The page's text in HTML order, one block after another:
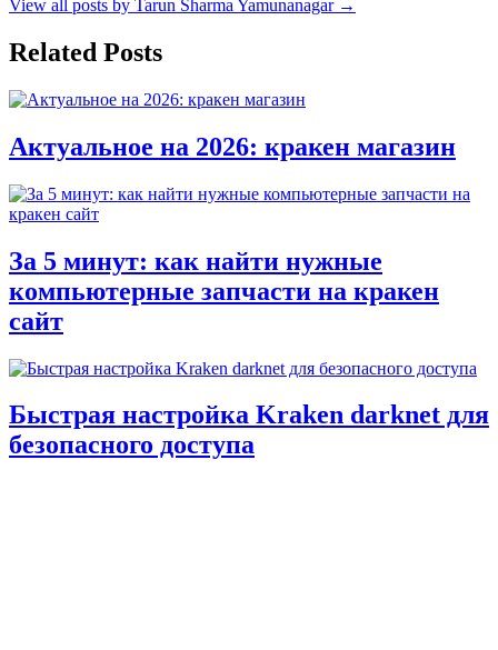
View all posts by Tarun Sharma Yamunanagar →
Related Posts
Актуальное на 2026: кракен магазин
За 5 минут: как найти нужные
компьютерные запчасти на кракен
сайт
Быстрая настройка Kraken darknet для
безопасного доступа